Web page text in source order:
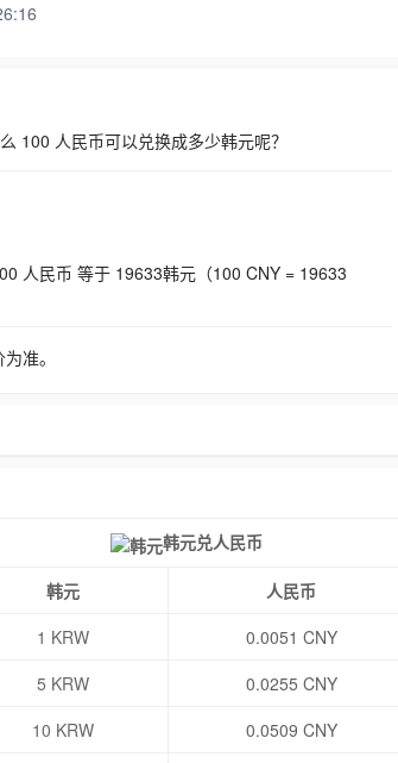
100 人民币可以兑换成多少韩元呢？
人民币 等于 19633韩元（100 CNY = 19633
准。
韩元兑人民币
韩元
人民币
1 KRW
0.0051 CNY
5 KRW
0.0255 CNY
10 KRW
0.0509 CNY